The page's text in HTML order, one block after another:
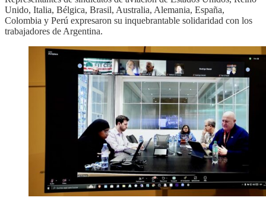
Unido, Italia, Bélgica, Brasil, Australia, Alemania, España,
Colombia y Perú expresaron su inquebrantable solidaridad con los
trabajadores de Argentina.